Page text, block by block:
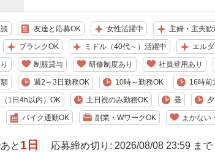
友達と応募OK 女性活躍中 主婦・主夫歓
ブランクOK ミドル（40代～）活躍中 エル
制服貸与 研修制度あり 社員登用あり
週2～3日勤務OK 10時～勤務OK 16時前
1日4h以内）OK 土日祝のみ勤務OK 昼
バイク通勤OK 副業・WワークOK まかない
と 1日 応募締め切り: 2026/08/08 23:59 まで